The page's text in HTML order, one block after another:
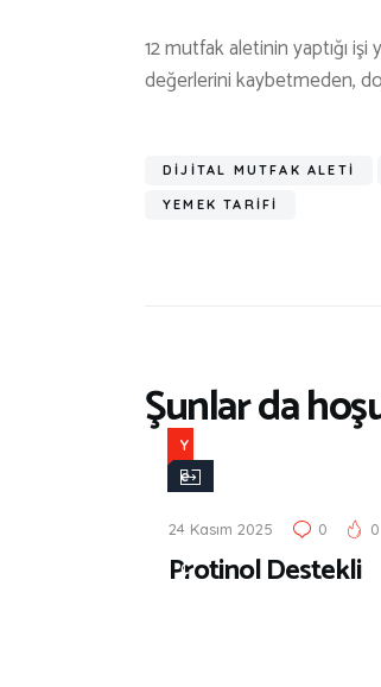
12 mutfak aletinin yaptığı
değerlerini kaybetmeden,
DIJITAL MUTFAK ALETI
YEMEK TARIFI
Şunlar da
Y
e
i
Ç
24 Kasım 2025 0 0
Protinol Destekli